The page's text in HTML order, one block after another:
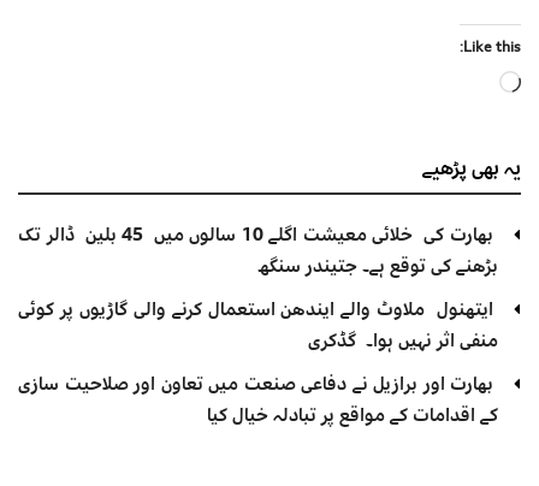
Like this:
Loading…
یہ بھیپڑھیے
بھارت کی خلائی معیشت اگلے 10 سالوں میں 45 بلین ڈالر تک
بڑھنے کی توقع ہے۔ جتیندر سنگھ
ایتھنول ملاوٹ والے ایندھن استعمال کرنے والی گاڑیوں پر کوئی
منفی اثر نہیں ہوا۔ گڈکری
بھارت اور برازیل نے دفاعی صنعت میں تعاون اور صلاحیت سازی
کے اقدامات کے مواقع پر تبادلہ خیال کیا